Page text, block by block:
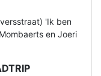
'Ik ben
en Joeri